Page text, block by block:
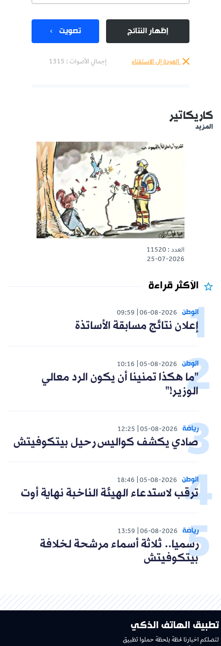
إظهار النتائج تصويت
العودة إلى الاستفتاء إجمالي الأصوات : 1315
كاريكاتير
المزيد
العدد : 11520
25-07-2026
الأكثر قراءة
الوطن 06-08-2026
09:59
إعلان نتائج مسابقة الأساتذة
الوطن 05-08-2026
10:16
"ما هكذا تمنينا أن يكون الرد معالي
الوزير!"
رياضة 05-08-2026
12:25
صادي يكشف كواليس رحيل بيتكوفيتش
الوطن 05-08-2026
18:46
ترقب لاستدعاء الهيئة الناخبة نهاية أوت
رياضة 06-08-2026
13:59
رسميا.. ثلاثة أسماء مرشحة لخلافة
بيتكوفيتش
تطبيق الهاتف الذكي
لتصلكم اخبارنا لحظة بلحظة حملوا تطبيق